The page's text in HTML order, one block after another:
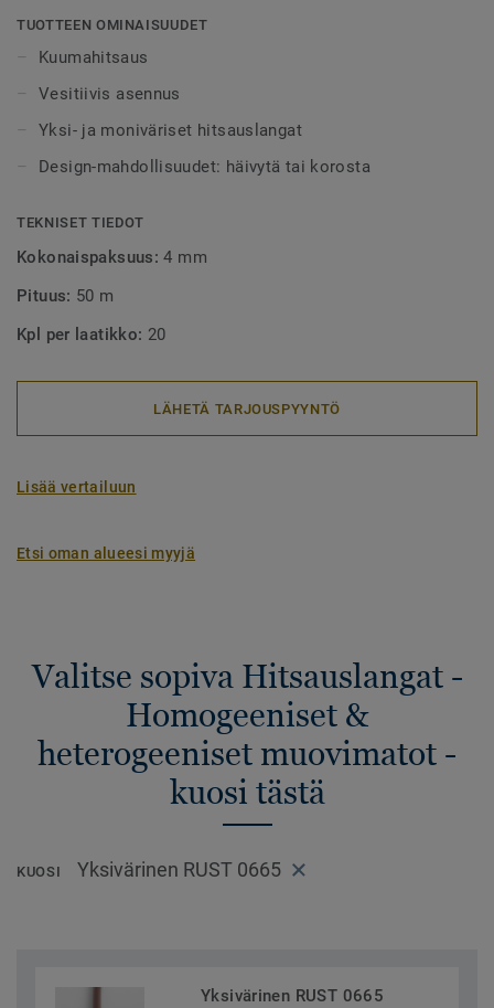
rakoihin. Hitsauslankoja on saatavilla yksi- tai
monivärisenä, joko häivyttämään saumakohdat tai
TUOTTEEN OMINAISUUDET
Kuumahitsaus
Vesitiivis asennus
Yksi- ja moniväriset hitsauslangat
Design-mahdollisuudet: häivytä tai korosta
TEKNISET TIEDOT
Kokonaispaksuus:4 mm
Pituus: 50 m
Kpl per laatikko: 20
LÄHETÄ TARJOUSPYYNTÖ
Lisää vertailuun
Etsi oman alueesi myyjä
Valitse sopiva Hitsauslangat -
Homogeeniset &
heterogeeniset muovimatot -
kuosi tästä
KUOSI Yksivärinen RUST 0665
Yksivärinen RUST 0665